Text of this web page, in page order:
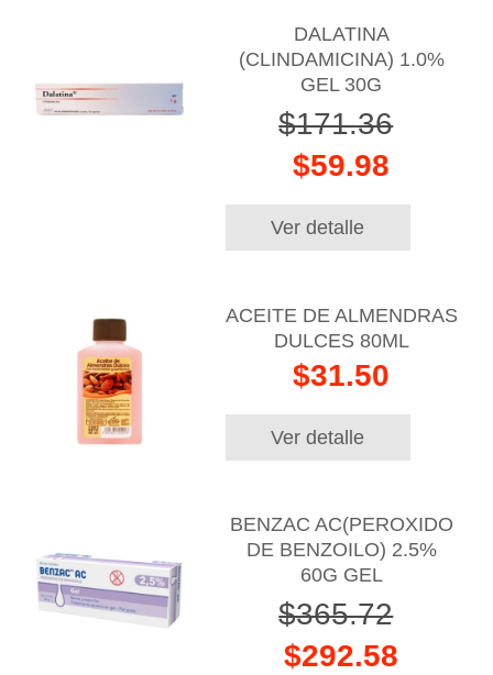
DALATINA
(CLINDAMICINA) 1.0%
GEL 30G
$171.36
$59.98
Ver detalle
ACEITE DE ALMENDRAS
DULCES 80ML
$31.50
Ver detalle
BENZAC AC(PEROXIDO
DE BENZOILO) 2.5%
60G GEL
$365.72
$292.58